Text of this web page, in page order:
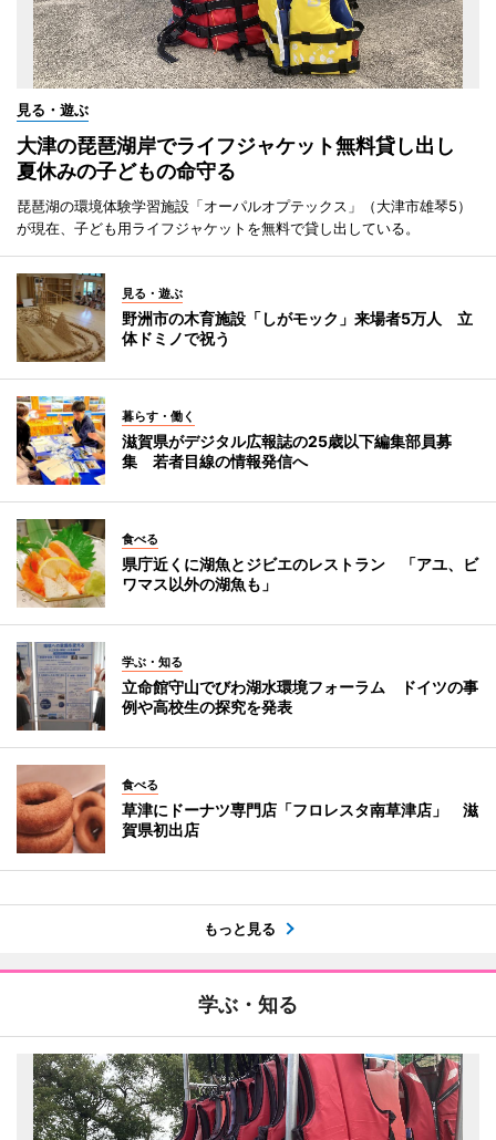
見る・遊ぶ
大津の琵琶湖岸でライフジャケット無料貸し出し
夏休みの子どもの命守る
琵琶湖の環境体験学習施設「オーパルオプテックス」（大津市雄琴5）
が現在、子ども用ライフジャケットを無料で貸し出している。
見る・遊ぶ
野洲市の木育施設「しがモック」来場者5万人 立
体ドミノで祝う
暮らす・働く
滋賀県がデジタル広報誌の25歳以下編集部員募
集 若者目線の情報発信へ
食べる
県庁近くに湖魚とジビエのレストラン 「アユ、ビ
ワマス以外の湖魚も」
学ぶ・知る
立命館守山でびわ湖水環境フォーラム ドイツの事
例や高校生の探究を発表
食べる
草津にドーナツ専門店「フロレスタ南草津店」 滋
賀県初出店
もっと見る
学ぶ・知る